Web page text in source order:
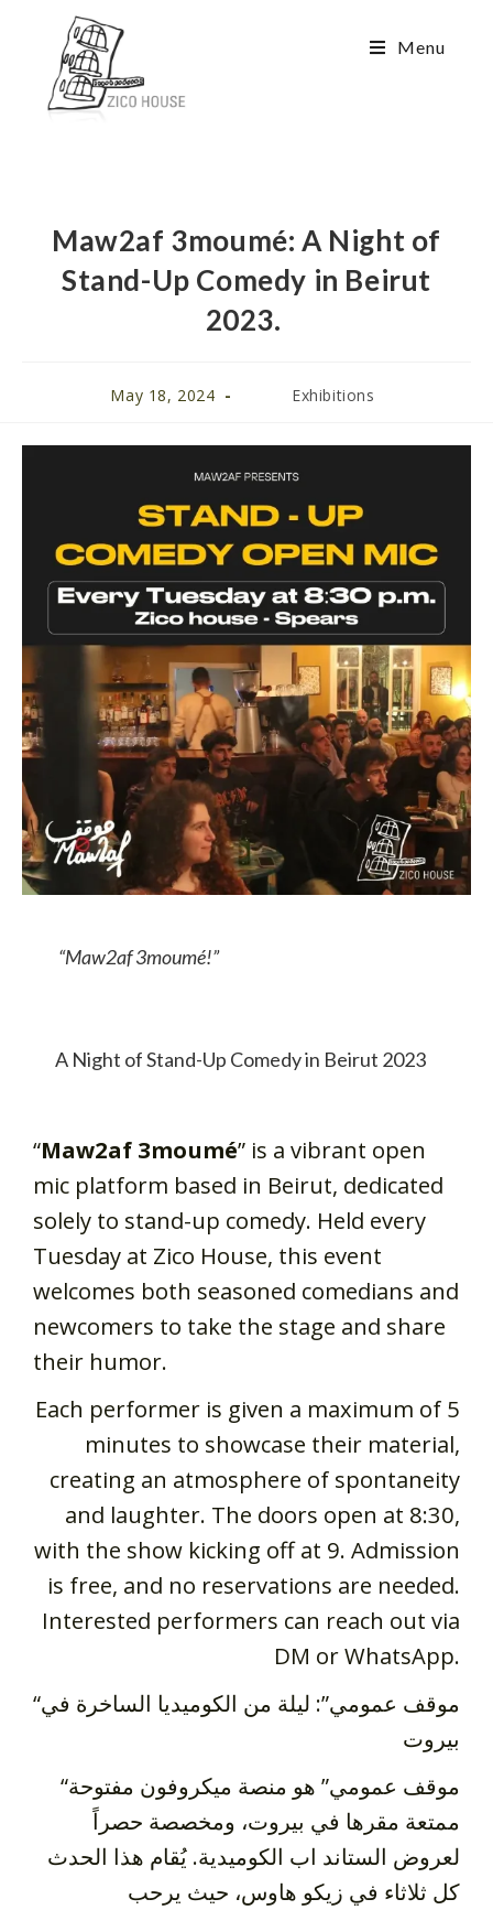
Menu
Maw2af 3moumé: A Night of
Stand-Up Comedy in Beirut
2023.
May 18, 2024 Exhibitions
“Maw2af 3moumé!”
A Night of Stand-Up Comedy in Beirut 2023
“Maw2af 3moumé” is a vibrant open
mic platform based in Beirut, dedicated
solely to stand-up comedy. Held every
Tuesday at Zico House, this event
welcomes both seasoned comedians and
newcomers to take the stage and share
their humor.
Each performer is given a maximum of 5
minutes to showcase their material,
creating an atmosphere of spontaneity
and laughter. The doors open at 8:30,
with the show kicking off at 9. Admission
is free, and no reservations are needed.
Interested performers can reach out via
DM or WhatsApp.
“موقف عمومي”: ليلة من الكوميديا الساخرة في
بيروت
“موقف عمومي” هو منصة ميكروفون مفتوحة
ممتعة مقرها في بيروت، ومخصصة حصراً
لعروض الستاند اب الكوميدية. يُقام هذا الحدث
كل ثلاثاء في زيكو هاوس، حيث يرحب